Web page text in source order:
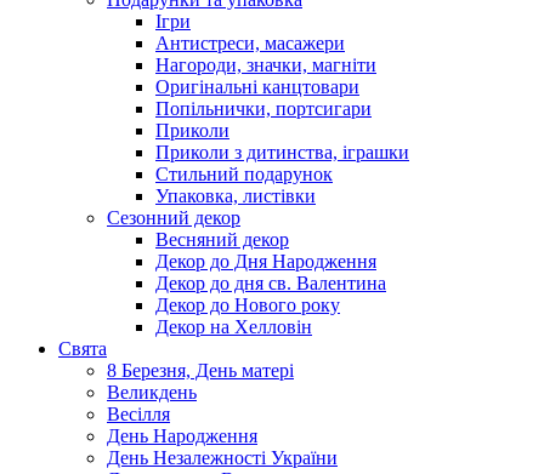
Ігри
Антистреси, масажери
Нагороди, значки, магніти
Оригінальні канцтовари
Попільнички, портсигари
Приколи
Приколи з дитинства, іграшки
Стильний подарунок
Упаковка, листівки
Сезонний декор
Весняний декор
Декор до Дня Народження
Декор до дня св. Валентина
Декор до Нового року
Декор на Хелловін
Свята
8 Березня, День матері
Великдень
Весілля
День Народження
День Незалежності України